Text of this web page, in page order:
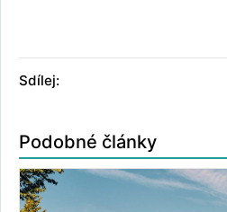
Sdílej:
Podobné články